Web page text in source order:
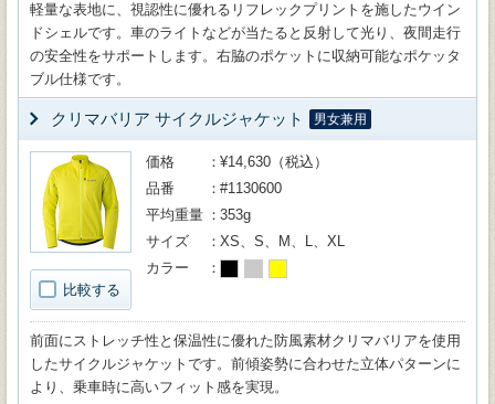
軽量な表地に、視認性に優れるリフレックプリントを施したウイン
ドシェルです。車のライトなどが当たると反射して光り、夜間走行
の安全性をサポートします。右脇のポケットに収納可能なポケッタ
ブル仕様です。
クリマバリア サイクルジャケット 男女兼用
比較する
価格
¥14,630（税込）
品番
#1130600
平均重量
353g
サイズ
XS、S、M、L、XL
カラー
前面にストレッチ性と保温性に優れた防風素材クリマバリアを使用
したサイクルジャケットです。前傾姿勢に合わせた立体パターンに
より、乗車時に高いフィット感を実現。